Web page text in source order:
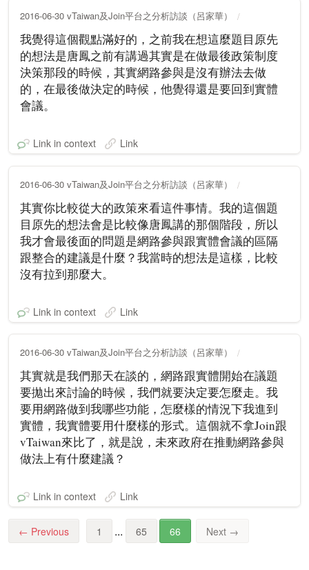
2016-06-30 vTaiwan及Join平台之分析訪談（呂家華）
我覺得這個觀點滿好的，之前我在想這麼題目原先
的想法是唐鳳之前有講過其實是在做最後政策制度
決策那段的時候，其實網路參與是沒有辦法去做
的，在最後做決定的時候，他覺得還是要回到實體
會議。
Link in context Link
2016-06-30 vTaiwan及Join平台之分析訪談（呂家華）
其實你比較從大的政策來看這件事情。我的這個題
目原先的想法會是比較像唐鳳講的那個階段，所以
我才會最後面的問題是網路參與跟實體會議的區隔
跟整合的建議是什麼？我當時的想法是這樣，比較
沒有拉到那麼大。
Link in context Link
2016-06-30 vTaiwan及Join平台之分析訪談（呂家華）
其實就是我們那天在談的，網路跟實體開始在議題
要拋出來討論的時候，我們就要決定要怎麼走。我
要用網路做到我哪些功能，怎麼樣的情況下我進到
實體，我實體要用什麼樣的形式。這個就不拿Join跟
vTaiwan來比了，就是說，未來政府在推動網路參與
做法上有什麼建議？
Link in context Link
← Previous 1 ... 65 66 Next→